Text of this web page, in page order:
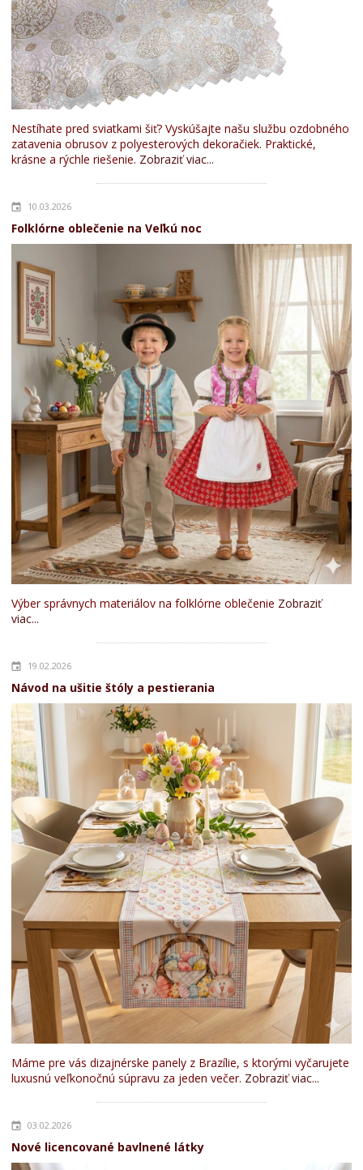
Nestíhate pred sviatkami šiť? Vyskúšajte našu službu ozdobného
zatavenia obrusov z polyesterových dekoračiek. Praktické,
krásne a rýchle riešenie. Zobraziť viac...
10.03.2026
Folklórne oblečenie na Veľkú noc
Výber správnych materiálov na folklórne oblečenie Zobraziť
viac...
19.02.2026
Návod na ušitie štóly a pestierania
Máme pre vás dizajnérske panely z Brazílie, s ktorými vyčarujete
luxusnú veľkonočnú súpravu za jeden večer. Zobraziť viac...
03.02.2026
Nové licencované bavlnené látky